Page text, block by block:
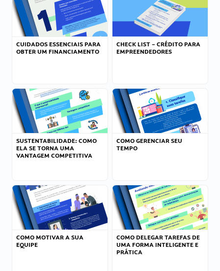
CUIDADOS ESSENCIAIS PARA
OBTER UM FINANCIAMENTO
CHECK LIST – CRÉDITO PARA
EMPREENDEDORES
SUSTENTABILIDADE: COMO
ELA SE TORNA UMA
VANTAGEM COMPETITIVA
COMO GERENCIAR SEU
TEMPO
COMO MOTIVAR A SUA
EQUIPE
COMO DELEGAR TAREFAS DE
UMA FORMA INTELIGENTE E
PRÁTICA